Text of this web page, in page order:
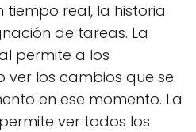
tiempo real, la historia
de tareas. La
permite a los
ver los cambios que se
en ese momento. La
ver todos los